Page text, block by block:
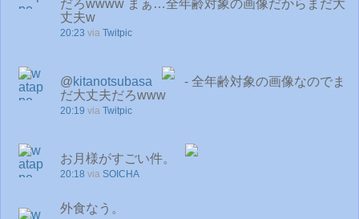
だろwwww まぁ…全年齢対象の画像だからまだ大
丈夫w
20:23 via Twitpic
@kitanotsubasa
- 全年齢対象の画像なのでま
だ大丈夫だろwww
20:19 via Twitpic
お月様がすごい件。
20:18 via SOICHA
外食なう。